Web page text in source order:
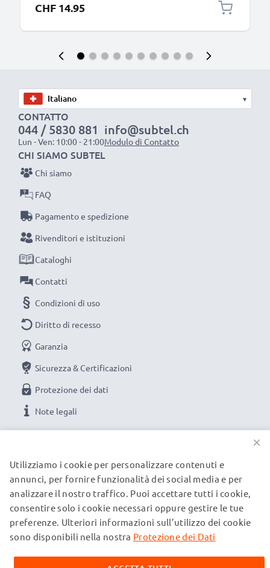
CHF 14.95
▾
CONTATTO
044 / 5830 881
Lun - Ven: 10:00 - 21:00
info@subtel.ch
Modulo di Contatto
CHI SIAMO SUBTEL
Chi siamo
FAQ
Pagamento e spedizione
Rivenditori e istituzioni
Cataloghi
Contatti
Condizioni di uso
Diritto di recesso
Garanzia
Sicurezza & Certificazioni
Protezione dei dati
Note legali
I NOSTRI PARTNER DI SPEDIZIONE
© subtel.ch 2026
spedizione. Si prega di notare che tutti i marchi citati sono
×
Utilizziamo i cookie per personalizzare contenuti e
annunci, per fornire funzionalità dei social media e per
analizzare il nostro traffico. Puoi accettare tutti i cookie,
consentire solo i cookie necessari oppure gestire le tue
preferenze. Ulteriori informazioni sull’utilizzo dei cookie
sono disponibili nella nostra Protezione dei Dati